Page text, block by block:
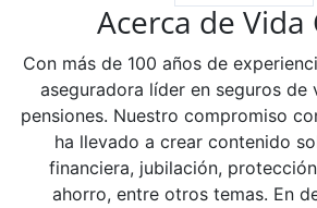
Acerca de Vida
Con más de 100 años de
aseguradora líder en seguros de
pensiones. Nuestro compromiso
ha llevado a crear contenido
financiera, jubilación,
ahorro, entre otros temas. En